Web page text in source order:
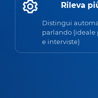
Rileva
Distingui
parlando
e interviste)